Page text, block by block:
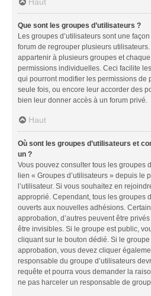
Que sont les groupes d’utilisateurs ?
Les groupes d’utilisateurs sont une
forum de regrouper plusieurs
appartenir à plusieurs groupes et
permissions individuelles. Ceci facilite
qui pourront modifier les permissions de
seule fois, ou encore leur accorder des
bien leur donner accès à un forum privé.
Haut
Où sont les groupes d’utilisateurs et
un ?
Vous pouvez consulter tous les groupes
lien « Groupes d’utilisateurs » depuis le
l’utilisateur. Si vous souhaitez en
approprié. Cependant, tous les groupes
ouverts aux nouvelles adhésions.
approbation, d’autres peuvent être
être invisibles. Si le groupe est public,
cliquant sur le bouton dédié. Si le
approbation, vous devez cliquer
responsable du groupe d’utilisateurs
requête et pourra vous demander la
ne pas harceler un responsable de